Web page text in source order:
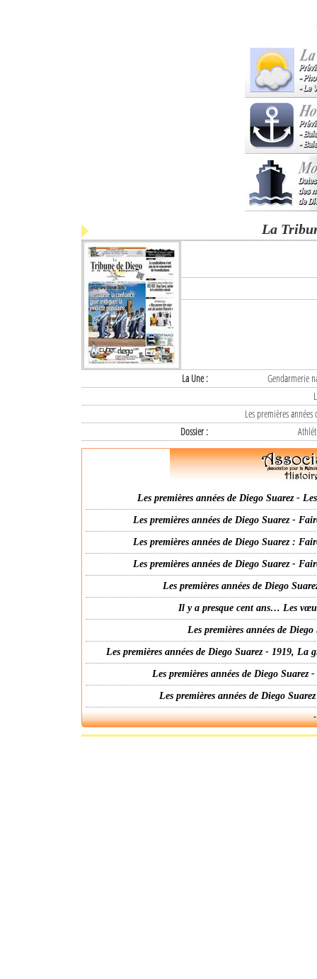
La
La Une :
Gendarmerie
Les premières
Dossier :
Les premières années de Diego Suarez -
Les premières années de Diego Suarez -
Les premières années de Diego Suarez :
Les premières années de Diego Suarez -
Les premières années de Diego
Il y a presque cent ans… Les
Les premières années de
Les premières années de Diego Suarez - 1919,
Les premières années de Diego
Les premières années de Diego